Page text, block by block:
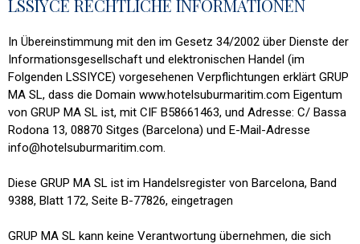
LSSIYCE RECHTLICHE INFORMATIONEN
In Übereinstimmung mit den im Gesetz 34/2002 über Dienste der
Informationsgesellschaft und elektronischen Handel (im
Folgenden LSSIYCE) vorgesehenen Verpflichtungen erklärt GRUP
MA SL, dass die Domain www.hotelsuburmaritim.com Eigentum
von GRUP MA SL ist, mit CIF B58661463, und Adresse: C/ Bassa
Rodona 13, 08870 Sitges (Barcelona) und E-Mail-Adresse
info@hotelsuburmaritim.com.
Diese GRUP MA SL ist im Handelsregister von Barcelona, ​​Band
9388, Blatt 172, Seite B-77826, eingetragen
GRUP MA SL kann keine Verantwortung übernehmen, die sich